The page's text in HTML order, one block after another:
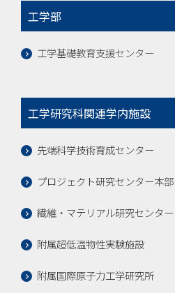
工学部
工学基礎教育支援センター
工学研究科関連学内施設
先端科学技術育成センター
プロジェクト研究センター本部
繊維・マテリアル研究センター
附属超低温物性実験施設
附属国際原子力工学研究所